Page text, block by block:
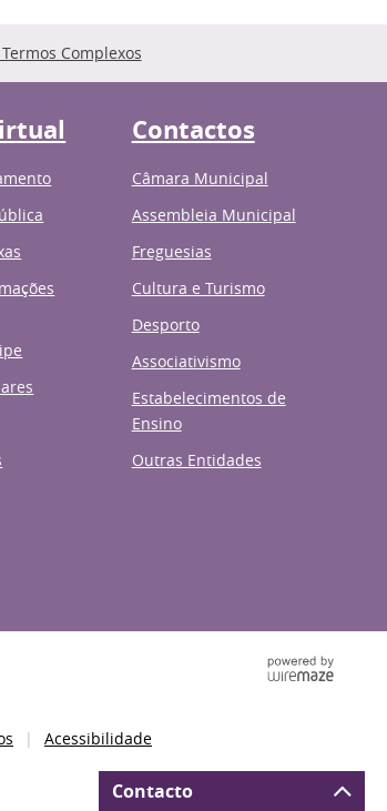
Complexos
Contactos
Câmara Municipal
Assembleia Municipal
Freguesias
Cultura e Turismo
Desporto
Associativismo
Estabelecimentos de
Ensino
Outras Entidades
Acessibilidade
Contacto